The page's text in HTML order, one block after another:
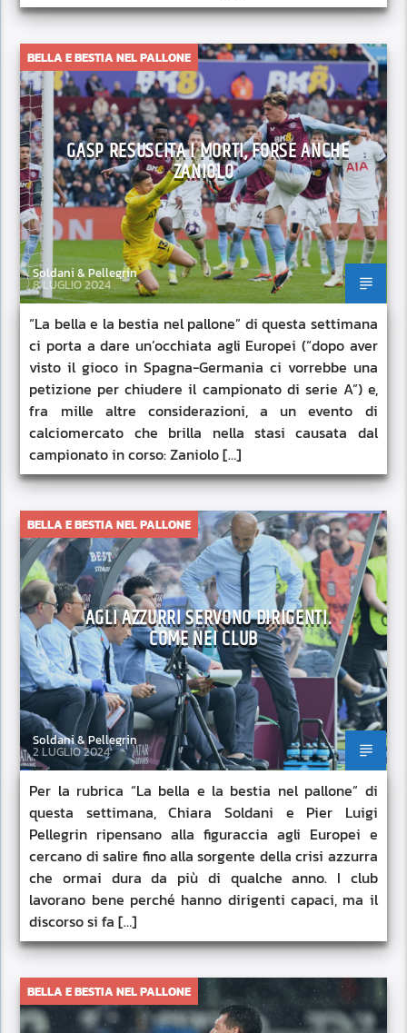
BELLA E BESTIA NEL PALLONE
GASP RESUSCITA I MORTI, FORSE ANCHE
ZANIOLO
Soldani & Pellegrin
8 LUGLIO 2024
“La bella e la bestia nel pallone” di questa settimana
ci porta a dare un’occhiata agli Europei (“dopo aver
visto il gioco in Spagna-Germania ci vorrebbe una
petizione per chiudere il campionato di serie A”) e,
fra mille altre considerazioni, a un evento di
calciomercato che brilla nella stasi causata dal
campionato in corso: Zaniolo […]
BELLA E BESTIA NEL PALLONE
AGLI AZZURRI SERVONO DIRIGENTI.
COME NEI CLUB
Soldani & Pellegrin
2 LUGLIO 2024
Per la rubrica “La bella e la bestia nel pallone” di
questa settimana, Chiara Soldani e Pier Luigi
Pellegrin ripensano alla figuraccia agli Europei e
cercano di salire fino alla sorgente della crisi azzurra
che ormai dura da più di qualche anno. I club
lavorano bene perché hanno dirigenti capaci, ma il
discorso si fa […]
BELLA E BESTIA NEL PALLONE